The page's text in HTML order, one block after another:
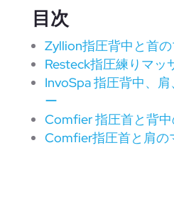
目次
Zyllion指圧背中と首
Resteck指圧練りマッ
InvoSpa 指圧背中、
ー
Comfier 指圧首と背
Comfier指圧首と肩の